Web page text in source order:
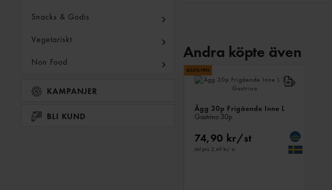
Snacks & Godis
Vegetariskt
Non Food
KAMPANJER
BLI KUND
Andra köpte även
Ägg 30p Frigående Inne L
Gastrino 30p
74,90 kr/st
Jmf.pris 2,49 kr/ st